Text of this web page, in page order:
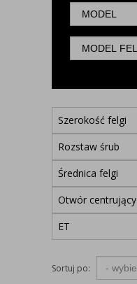
Model
Model
felgi
Szerokość felgi
Rozstaw śrub
Średnica felgi
Otwór centrujący
ET
Sortuj po: